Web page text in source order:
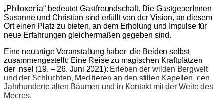
„Philoxenia“ bedeutet Gastfreundschaft. Die GastgeberInnen
Susanne und Christian sind erfüllt von der Vision, an diesem
Ort einen Platz zu bieten, an dem Erholung und Impulse für
neue Erfahrungen gleichermaßen gegeben sind.
Eine neuartige Veranstaltung haben die Beiden selbst
zusammengestellt: Eine Reise zu magischen Kraftplätzen
der Insel (19. – 26. Juni 2021): Erleben der wilden Bergwelt
und der Schluchten, Meditieren an den stillen Kapellen, den
Jahrhunderte alten Bäumen und in Kontakt mit der Weite des
Meeres.